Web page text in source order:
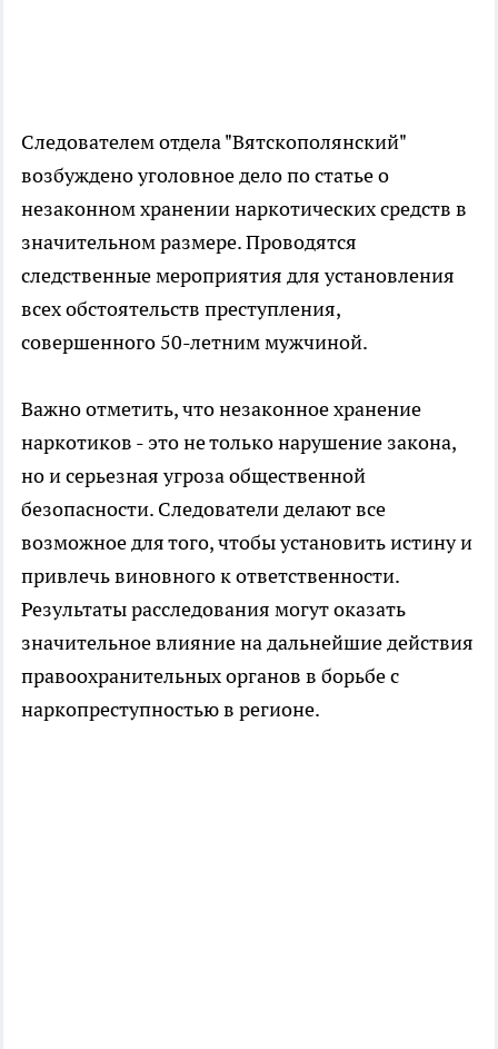
Следователем отдела "Вятскополянский"
возбуждено уголовное дело по статье о
незаконном хранении наркотических средств в
значительном размере. Проводятся
следственные мероприятия для установления
всех обстоятельств преступления,
совершенного 50-летним мужчиной.
Важно отметить, что незаконное хранение
наркотиков - это не только нарушение закона,
но и серьезная угроза общественной
безопасности. Следователи делают все
возможное для того, чтобы установить истину и
привлечь виновного к ответственности.
Результаты расследования могут оказать
значительное влияние на дальнейшие действия
правоохранительных органов в борьбе с
наркопреступностью в регионе.